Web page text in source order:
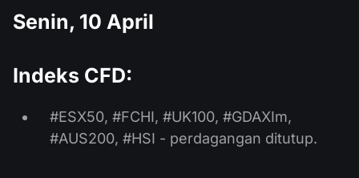
Senin, 10 April
Indeks CFD:
#ESX50, #FCHI, #UK100, #GDAXIm,
#AUS200, #HSI - perdagangan ditutup.